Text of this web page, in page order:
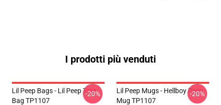
I prodotti più venduti
Lil Peep Bags - Lil Peep Tote
Bag TP1107
-20%
Lil Peep Mugs - Hellboy Peep
Mug TP1107
-20%